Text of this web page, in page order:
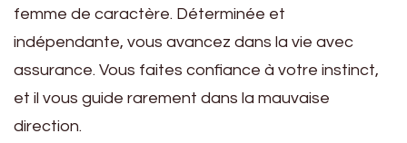
femme de caractère. Déterminée et
indépendante, vous avancez dans la vie avec
assurance. Vous faites confiance à votre instinct,
et il vous guide rarement dans la mauvaise
direction.